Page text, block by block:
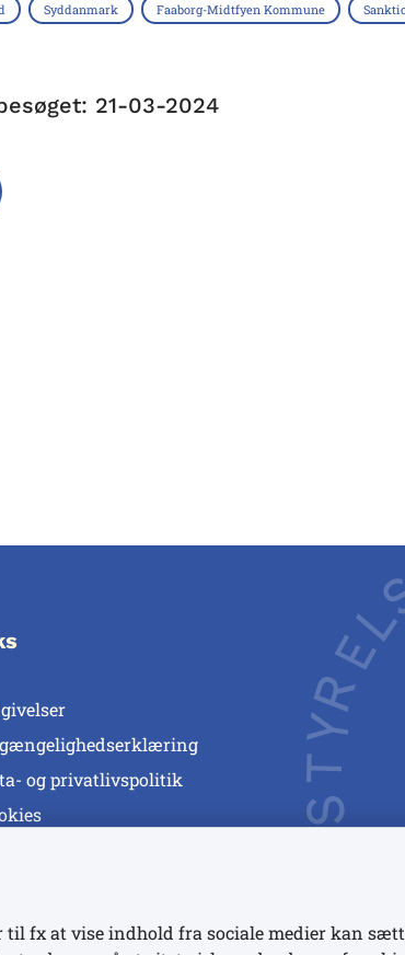
Syddanmark Faaborg-Midtfyen Kommune
21-03-2024
og privatlivspolitik
fx at vise indhold fra sociale medier kan